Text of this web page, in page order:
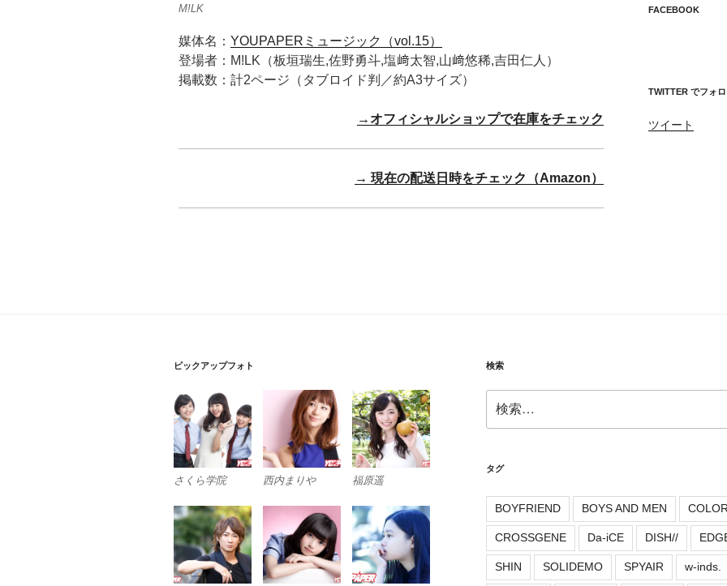
M!LK
媒体名： YOUPAPERミュージック（vol.15）
登場者：M!LK（板垣瑞生,佐野勇斗,塩﨑太智,山﨑悠稀,吉田仁人）
掲載数：計2ページ（タブロイド判／約A3サイズ）
→オフィシャルショップで在庫をチェック
→ 現在の配送日時をチェック（Amazon）
FACEBOOK
TWITTER でフォ
ツイート
ピックアップフォト
さくら学院 西内まりや 福原遥
検索
索:
タグ
BOYFRIEND BOYS AND MEN
CROSSGENE Da-iCE DISH//
SHIN SOLIDEMO SPYAIR w-inds.